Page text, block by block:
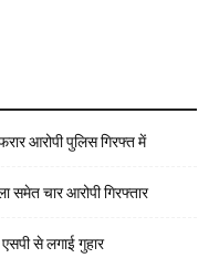
आरोपी पुलिस गिरफ्त में
समेत चार आरोपी गिरफ्तार
एसपी से लगाई गुहार